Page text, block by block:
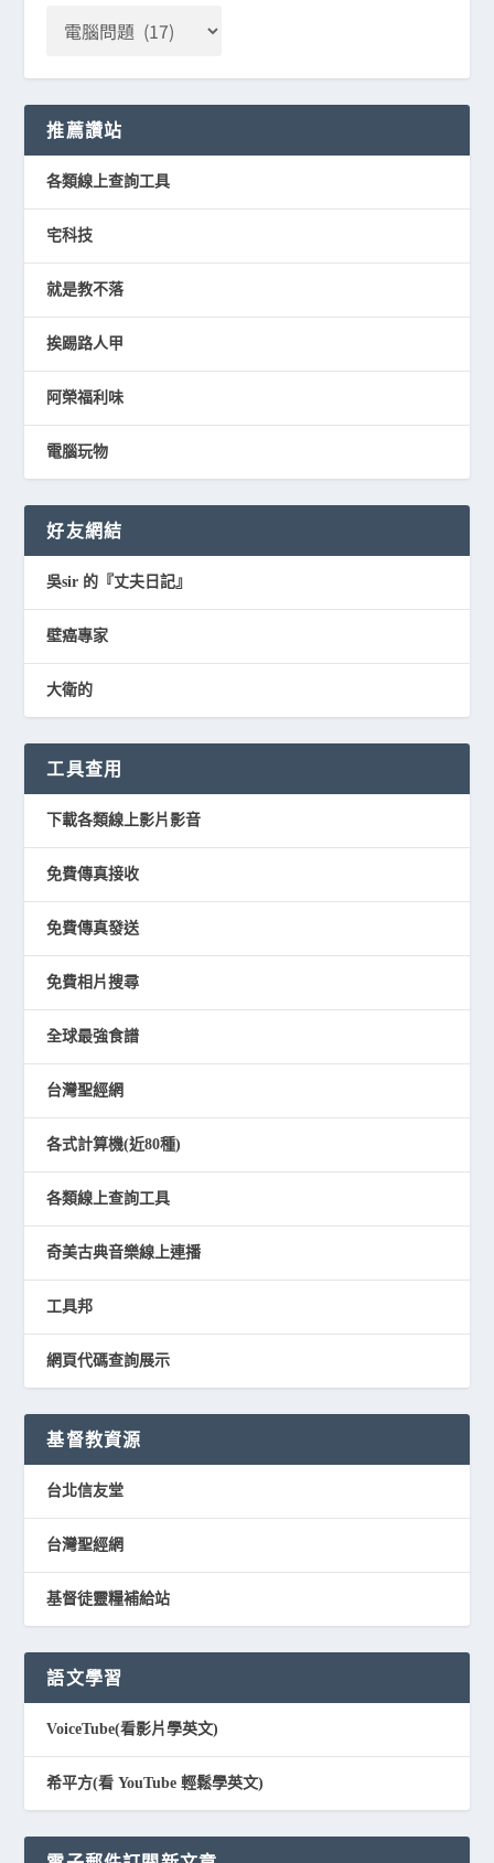
推薦讚站
各類線上查詢工具
宅科技
就是教不落
挨踢路人甲
阿榮福利味
電腦玩物
好友網結
吳sir 的『丈夫日記』
壁癌專家
大衛的
工具查用
下載各類線上影片影音
免費傳真接收
免費傳真發送
免費相片搜尋
全球最強食譜
台灣聖經網
各式計算機(近80種)
各類線上查詢工具
奇美古典音樂線上連播
工具邦
網頁代碼查詢展示
基督教資源
台北信友堂
台灣聖經網
基督徒靈糧補給站
語文學習
VoiceTube(看影片學英文)
希平方(看 YouTube 輕鬆學英文)